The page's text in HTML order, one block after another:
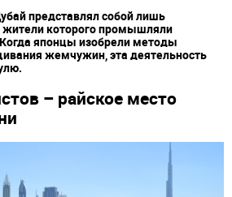
представлял собой лишь
жители которого промышляли
японцы изобрели методы
жемчужин, эта деятельность
– райское место